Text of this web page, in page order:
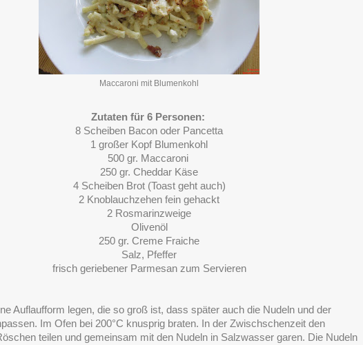
Maccaroni mit Blumenkohl
Zutaten für 6 Personen:
8 Scheiben Bacon oder Pancetta
1 großer Kopf Blumenkohl
500 gr. Maccaroni
250 gr. Cheddar Käse
4 Scheiben Brot (Toast geht auch)
2 Knoblauchzehen fein gehackt
2 Rosmarinzweige
Olivenöl
250 gr. Creme Fraiche
Salz, Pfeffer
frisch geriebener Parmesan zum Servieren
Auflaufform legen, die so groß ist, dass später auch die Nudeln und der
Im Ofen bei 200°C knusprig braten. In der Zwischschenzeit den
teilen und gemeinsam mit den Nudeln in Salzwasser garen. Die Nudeln